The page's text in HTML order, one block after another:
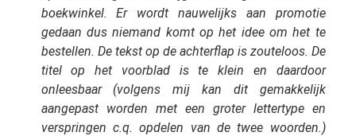
boekwinkel. Er wordt nauwelijks aan promotie
gedaan dus niemand komt op het idee om het te
bestellen. De tekst op de achterflap is zouteloos. De
titel op het voorblad is te klein en daardoor
onleesbaar (volgens mij kan dit gemakkelijk
aangepast worden met een groter lettertype en
verspringen c.q. opdelen van de twee woorden.)